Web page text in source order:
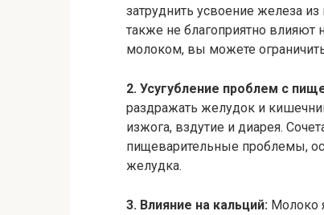
затруднить усвоение железа
также не благоприятно влияют
молоком, вы можете
2. Усугубление проблем с
раздражать желудок и
изжога, вздутие и диарея.
пищеварительные проблемы,
желудка.
3. Влияние на кальций: Молоко